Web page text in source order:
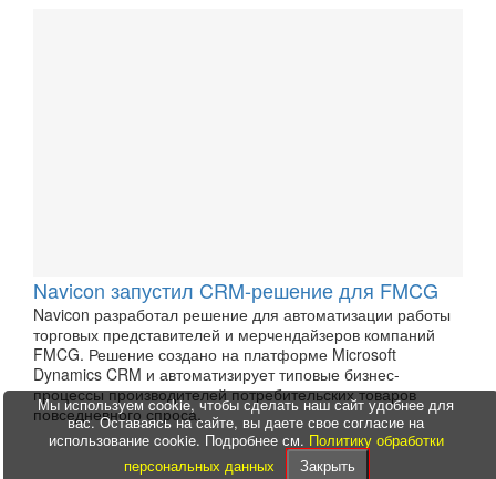
Navicon запустил CRM-решение для FMCG
Navicon разработал решение для автоматизации работы
торговых представителей и мерчендайзеров компаний
FMCG. Решение создано на платформе Microsoft
Dynamics CRM и автоматизирует типовые бизнес-
процессы производителей потребительских товаров
повседневного спроса.
Мы используем cookie, чтобы сделать наш сайт удобнее для
вас. Оставаясь на сайте, вы даете свое согласие на
использование cookie. Подробнее см. Политику обработки
персональных данных
Закрыть